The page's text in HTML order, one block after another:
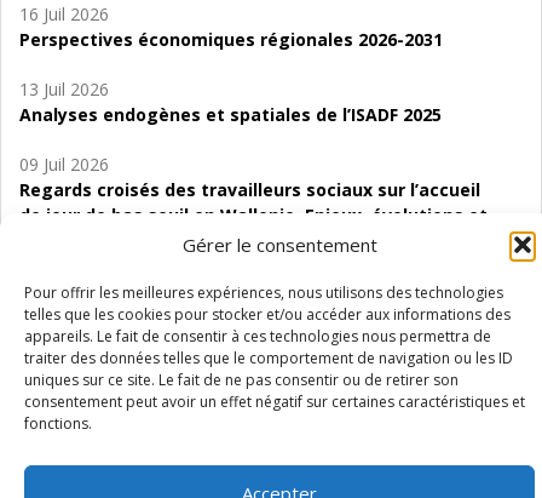
Gérer le consentement
Pour offrir les meilleures expériences, nous utilisons des technologies
telles que les cookies pour stocker et/ou accéder aux informations des
appareils. Le fait de consentir à ces technologies nous permettra de
traiter des données telles que le comportement de navigation ou les ID
uniques sur ce site. Le fait de ne pas consentir ou de retirer son
consentement peut avoir un effet négatif sur certaines caractéristiques et
fonctions.
Accepter
16 Juil 2026
Perspectives économiques régionales 2026-2031
13 Juil 2026
Analyses endogènes et spatiales de l’ISADF 2025
09 Juil 2026
Regards croisés des travailleurs sociaux sur l’accueil
de jour de bas seuil en Wallonie. Enjeux, évolutions et
06 Juil 2026
Étude d’évaluabilité des Structures
d’accompagnement à l’autocréation d’emploi (SAACE)
01 Juil 2026
Pénurie du personnel infirmier :quels indicateurs
Wallonie ?